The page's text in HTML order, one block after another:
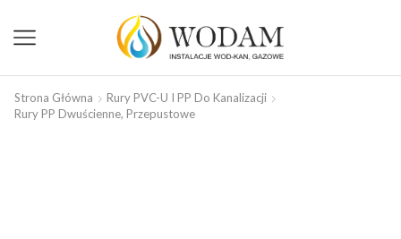
Strona Główna
Rury PVC-U I PP Do Kanalizacji
Rury PP Dwuścienne, Przepustowe